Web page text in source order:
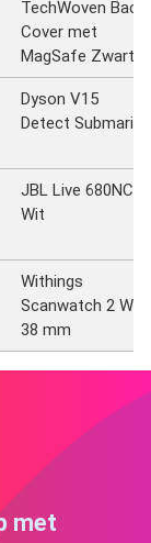
TechWoven Back
Cover met
MagSafe Zwart
Dyson V15
Detect Submarine
JBL Live 680NC
Wit
Withings
Scanwatch 2 Wit
38 mm
met